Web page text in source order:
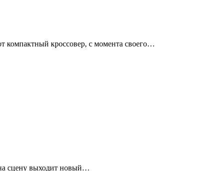
компактный кроссовер, с момента своего…
на сцену выходит новый…